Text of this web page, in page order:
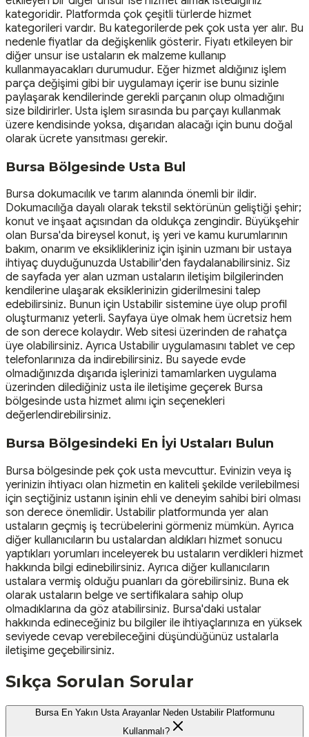
kategoridir. Platformda çok çeşitli türlerde hizmet
kategorileri vardır. Bu kategorilerde pek çok usta yer alır. Bu
nedenle fiyatlar da değişkenlik gösterir. Fiyatı etkileyen bir
diğer unsur ise ustaların ek malzeme kullanıp
kullanmayacakları durumudur. Eğer hizmet aldığınız işlem
parça değişimi gibi bir uygulamayı içerir ise bunu sizinle
paylaşarak kendilerinde gerekli parçanın olup olmadığını
size bildirirler. Usta işlem sırasında bu parçayı kullanmak
üzere kendisinde yoksa, dışarıdan alacağı için bunu doğal
olarak ücrete yansıtması gerekir.
Bursa Bölgesinde Usta Bul
Bursa dokumacılık ve tarım alanında önemli bir ildir.
Dokumacılığa dayalı olarak tekstil sektörünün geliştiği şehir;
konut ve inşaat açısından da oldukça zengindir. Büyükşehir
olan Bursa'da bireysel konut, iş yeri ve kamu kurumlarının
bakım, onarım ve eksiklikleriniz için işinin uzmanı bir ustaya
ihtiyaç duyduğunuzda Ustabilir'den faydalanabilirsiniz. Siz
de sayfada yer alan uzman ustaların iletişim bilgilerinden
kendilerine ulaşarak eksiklerinizin giderilmesini talep
edebilirsiniz. Bunun için Ustabilir sistemine üye olup profil
oluşturmanız yeterli. Sayfaya üye olmak hem ücretsiz hem
de son derece kolaydır. Web sitesi üzerinden de rahatça
üye olabilirsiniz. Ayrıca Ustabilir uygulamasını tablet ve cep
telefonlarınıza da indirebilirsiniz. Bu sayede evde
olmadığınızda dışarıda işlerinizi tamamlarken uygulama
üzerinden dilediğiniz usta ile iletişime geçerek Bursa
bölgesinde usta hizmet alımı için seçenekleri
değerlendirebilirsiniz.
Bursa Bölgesindeki En İyi Ustaları Bulun
Bursa bölgesinde pek çok usta mevcuttur. Evinizin veya iş
yerinizin ihtiyacı olan hizmetin en kaliteli şekilde verilebilmesi
için seçtiğiniz ustanın işinin ehli ve deneyim sahibi biri olması
son derece önemlidir. Ustabilir platformunda yer alan
ustaların geçmiş iş tecrübelerini görmeniz mümkün. Ayrıca
diğer kullanıcıların bu ustalardan aldıkları hizmet sonucu
yaptıkları yorumları inceleyerek bu ustaların verdikleri hizmet
hakkında bilgi edinebilirsiniz. Ayrıca diğer kullanıcıların
ustalara vermiş olduğu puanları da görebilirsiniz. Buna ek
olarak ustaların belge ve sertifikalara sahip olup
olmadıklarına da göz atabilirsiniz. Bursa'daki ustalar
hakkında edineceğiniz bu bilgiler ile ihtiyaçlarınıza en yüksek
seviyede cevap verebileceğini düşündüğünüz ustalarla
iletişime geçebilirsiniz.
Sıkça Sorulan Sorular
Bursa En Yakın Usta Arayanlar Neden Ustabilir Platformunu
Kullanmalı?